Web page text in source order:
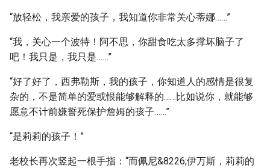
“放轻松，我亲爱的孩子，我知道你非常关心蒂娜……”
“我，关心一个波特！阿不思，你甜食吃太多撑坏脑子了
吧！我只是，我只是……”
“好了好了，西弗勒斯，我的孩子，你知道人的感情是很复
杂的，不是简单的爱或恨能够解释的……比如说你，就能够
愿意不计前嫌誓死保护詹姆的孩子……”
“是莉莉的孩子！”
老校长再次竖起一根手指：“而佩尼&8226;伊万斯，莉莉的